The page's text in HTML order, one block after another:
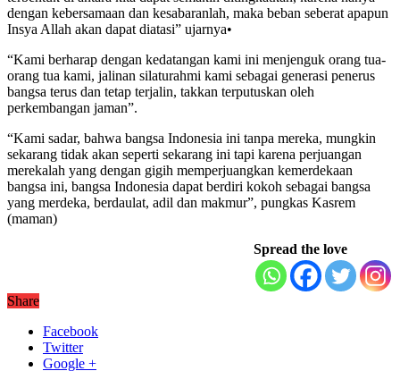
dengan kebersamaan dan kesabaranlah, maka beban seberat apapun
Insya Allah akan dapat diatasi” ujarnya•
“Kami berharap dengan kedatangan kami ini menjenguk orang tua-
orang tua kami, jalinan silaturahmi kami sebagai generasi penerus
bangsa terus dan tetap terjalin, takkan terputuskan oleh
perkembangan jaman”.
“Kami sadar, bahwa bangsa Indonesia ini tanpa mereka, mungkin
sekarang tidak akan seperti sekarang ini tapi karena perjuangan
merekalah yang dengan gigih memperjuangkan kemerdekaan
bangsa ini, bangsa Indonesia dapat berdiri kokoh sebagai bangsa
yang merdeka, berdaulat, adil dan makmur”, pungkas Kasrem
(maman)
Spread the love
Share
Facebook
Twitter
Google +